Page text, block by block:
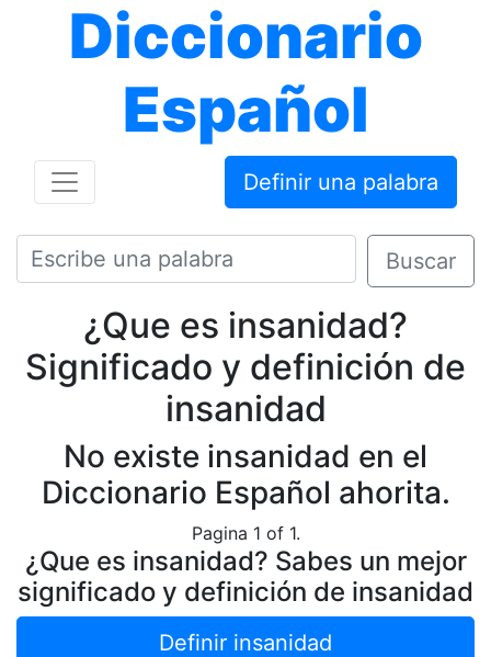
Diccionario
Español
Definir una palabra
Buscar
¿Que es insanidad?
Significado y definición de
insanidad
No existe insanidad en el
Diccionario Español ahorita.
Pagina 1 of 1.
¿Que es insanidad? Sabes un mejor
significado y definición de insanidad
Definir insanidad